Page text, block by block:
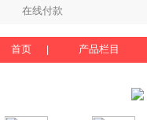
在线付款
首页 产品栏目